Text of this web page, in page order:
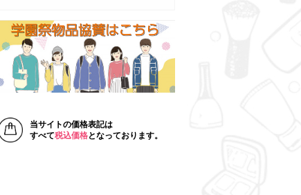
当サイトの価格表記は
すべて税込価格となっております。